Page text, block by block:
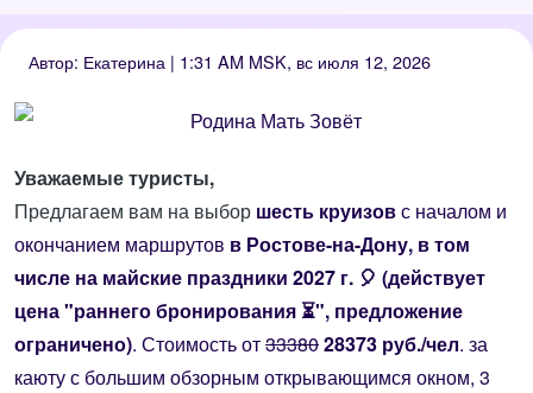
Автор: Екатерина | 1:31 AM MSK, вс июля 12, 2026
Уважаемые туристы,
Предлагаем вам на выбор шесть круизовс началом и
окончанием маршрутов в Ростове-на-Дону, в том
числе на майские праздники 2027 г. 🎈 (действует
цена "раннего бронирования ⏳", предложение
ограничено). Стоимость от3338028373 руб./чел. за
каюту с большим обзорным открывающимся окном, 3